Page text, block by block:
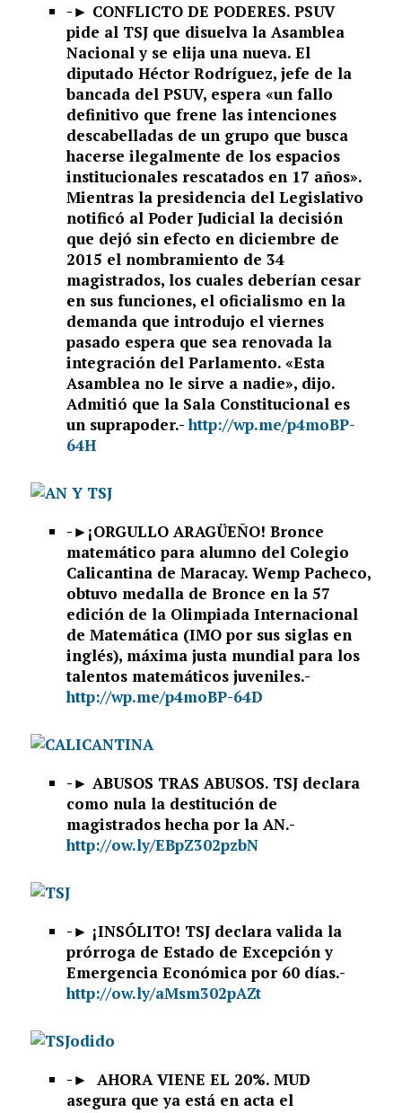
-► CONFLICTO DE PODERES. PSUV
pide al TSJ que disuelva la Asamblea
Nacional y se elija una nueva. El
diputado Héctor Rodríguez, jefe de la
bancada del PSUV, espera «un fallo
definitivo que frene las intenciones
descabelladas de un grupo que busca
hacerse ilegalmente de los espacios
institucionales rescatados en 17 años».
Mientras la presidencia del Legislativo
notificó al Poder Judicial la decisión
que dejó sin efecto en diciembre de
2015 el nombramiento de 34
magistrados, los cuales deberían cesar
en sus funciones, el oficialismo en la
demanda que introdujo el viernes
pasado espera que sea renovada la
integración del Parlamento. «Esta
Asamblea no le sirve a nadie», dijo.
Admitió que la Sala Constitucional es
un suprapoder.-http://wp.me/p4moBP-
64H
-► ¡ORGULLO ARAGÜEÑO! Bronce
matemático para alumno del Colegio
Calicantina de Maracay. Wemp Pacheco,
obtuvo medalla de Bronce en la 57
edición de la Olimpiada Internacional
de Matemática (IMO por sus siglas en
inglés), máxima justa mundial para los
talentos matemáticos juveniles.-
http://wp.me/p4moBP-64D
-► ABUSOS TRAS ABUSOS. TSJ declara
como nula la destitución de
magistrados hecha por la AN.-
http://ow.ly/EBpZ302pzbN
-► ¡INSÓLITO! TSJ declara valida la
prórroga de Estado de Excepción y
Emergencia Económica por 60 días.-
http://ow.ly/aMsm302pAZt
-►
AHORA VIENE EL 20%. MUD
asegura que ya está en acta el